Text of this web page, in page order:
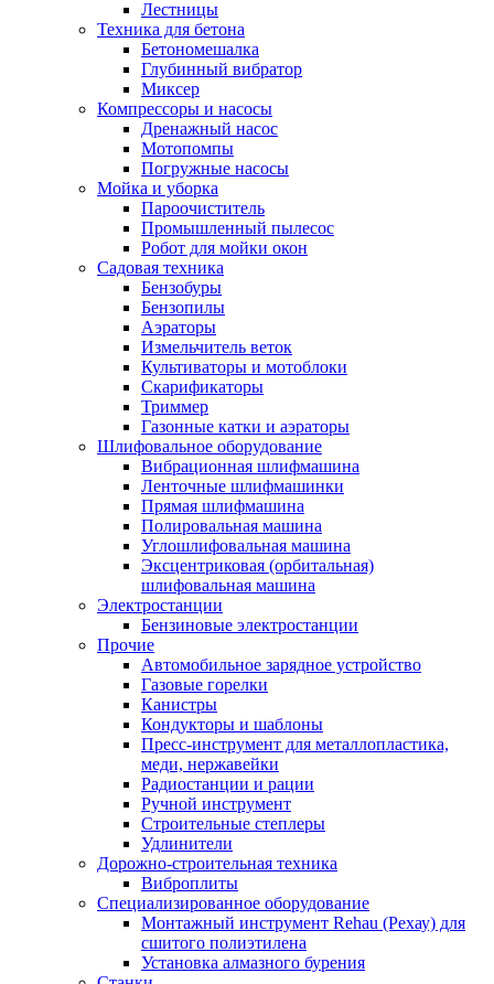
Лестницы
Техника для бетона
Бетономешалка
Глубинный вибратор
Миксер
Компрессоры и насосы
Дренажный насос
Мотопомпы
Погружные насосы
Мойка и уборка
Пароочиститель
Промышленный пылесос
Робот для мойки окон
Садовая техника
Бензобуры
Бензопилы
Аэраторы
Измельчитель веток
Культиваторы и мотоблоки
Скарификаторы
Триммер
Газонные катки и аэраторы
Шлифовальное оборудование
Вибрационная шлифмашина
Ленточные шлифмашинки
Прямая шлифмашина
Полировальная машина
Углошлифовальная машина
Эксцентриковая (орбитальная)
шлифовальная машина
Электростанции
Бензиновые электростанции
Прочие
Автомобильное зарядное устройство
Газовые горелки
Канистры
Кондукторы и шаблоны
Пресс-инструмент для металлопластика,
меди, нержавейки
Радиостанции и рации
Ручной инструмент
Строительные степлеры
Удлинители
Дорожно-строительная техника
Виброплиты
Специализированное оборудование
Монтажный инструмент Rehau (Рехау) для
сшитого полиэтилена
Установка алмазного бурения